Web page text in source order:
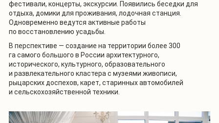
фестивали, концерты, экскурсии. Появились беседки для
отдыха, домики для проживания, лодочная станция.
Одновременно ведутся активные работы
по восстановлению усадьбы.
В перспективе — создание на территории более 300
га самого большого в России архитектурного,
исторического, культурного, образовательного
и развлекательного кластера с музеями живописи,
рыцарских доспехов, карет, старинных автомобилей
и сельскохозяйственной техники.